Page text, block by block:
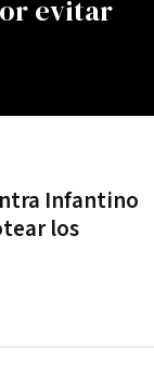
evitar
Infantino
los